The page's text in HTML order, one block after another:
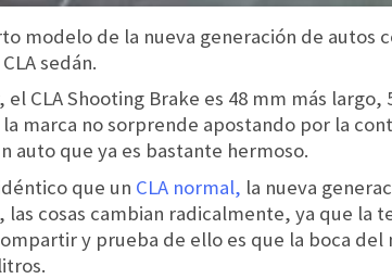
modelo de la nueva generación de
sedán.
CLA Shooting Brake es 48 mm más
marca no sorprende apostando por la
auto que ya es bastante hermoso.
que un CLA normal, la nueva
cosas cambian radicalmente, ya que la
y prueba de ello es que la boca